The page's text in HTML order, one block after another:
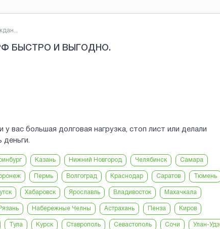
БЫСТРО И ВЫГОДНО.
вас большая долговая нагрузка, стоп лист или делали
деньги.
Казань Нижний Новгород Челябинск Самара
Пермь Волгоград Краснодар Саратов Тюмень
Хабаровск Ярославль Владивосток Махачкала
Рязань Набережные Челны Астрахань Пенза Киров
Тула Курск Ставрополь Севастополь Сочи Улан-Удэ